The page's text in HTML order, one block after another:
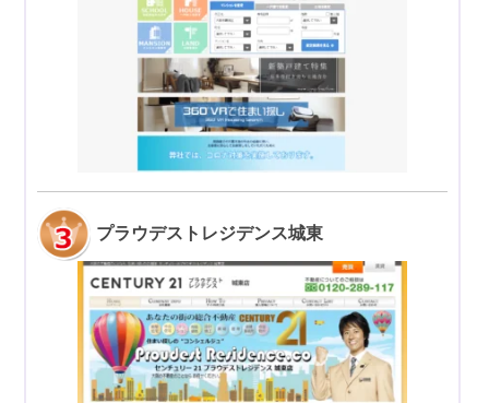
プラウデストレジデンス城東